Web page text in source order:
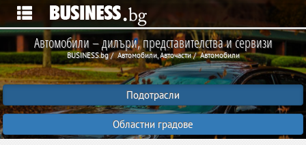
Автомобили – дилъри, представителства и сервизи
BUSINESS.bg Автомобили, Авточасти Автомобили
Подотрасли
Областни градове